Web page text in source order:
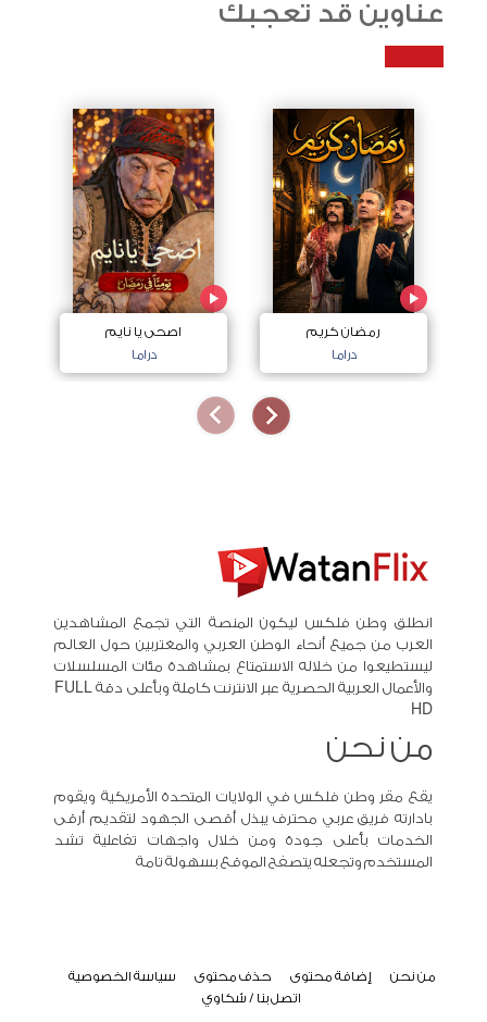
عناوين قد تعجبك
رمضان كريم
دراما
اصحى يا نايم
دراما
انطلق وطن فلكس ليكون المنصة التي تجمع المشاهدين
العرب من جميع أنحاء الوطن العربي والمغتربين حول العالم
ليستطيعوا من خلاله الاستمتاع بمشاهدة مئات المسلسلات
والأعمال العربية الحصرية عبر الانترنت كاملة وبأعلى دقة FULL
HD
من نحن
يقع مقر وطن فلكس في الولايات المتحدة الأمريكية ويقوم
بادارته فريق عربي محترف يبذل أقصى الجهود لتقديم أرقى
الخدمات بأعلى جودة ومن خلال واجهات تفاعلية تشد
المستخدم وتجعله يتصفح الموقع بسهولة تامة
من نحن إضافة محتوى حذف محتوى
سياسة الخصوصية
اتصل بنا / شكاوي